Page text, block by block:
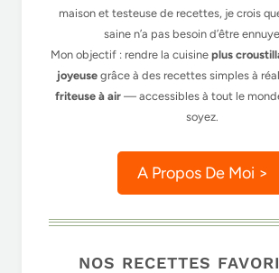
maison et testeuse de recettes, je crois
saine n’a pas besoin d’être
Mon objectif : rendre la cuisine plus
joyeuse grâce à des recettes simples à
friteuse à air— accessibles à tout le
soyez.
A Propos De Moi >
NOS RECETTES